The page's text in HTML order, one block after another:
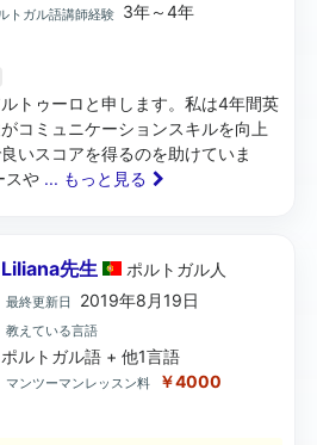
トガル語講師経験
3年～4年
トゥーロと申します。私は4年間英
コミュニケーションスキルを向上
いスコアを得るのを助けていま
スや ... もっと見る
Liliana先生 ポルトガル人
最終更新日 2019年8月19日
教えている言語
ポルトガル語 + 他1言語
マンツーマンレッスン料 ￥4000